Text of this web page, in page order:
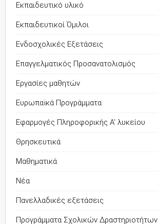
Εκπαιδευτικό υλικό
Εκπαιδευτικοί Όμιλοι
Ενδοσχολικές Εξετάσεις
Επαγγελματικός Προσανατολισμός
Εργασίες μαθητών
Ευρωπαϊκά Προγράμματα
Εφαρμογές Πληροφορικής Α' λυκείου
Θρησκευτικά
Μαθηματικά
Νέα
Πανελλαδικές εξετάσεις
Προγράμματα Σχολικών Δραστηριοτήτων